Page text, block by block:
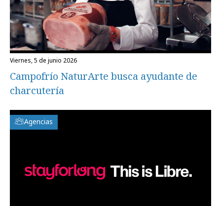
viernes, 5 de junio 2026
Campofrío NaturArte busca ayudante de
charcutería
Agencias